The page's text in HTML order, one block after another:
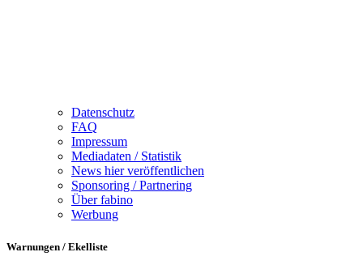
Datenschutz
FAQ
Impressum
Mediadaten / Statistik
News hier veröffentlichen
Sponsoring / Partnering
Über fabino
Werbung
Warnungen / Ekelliste